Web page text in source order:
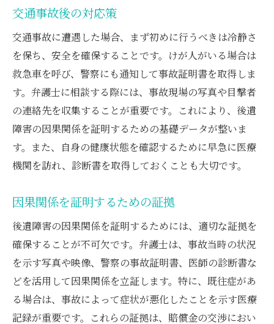
交通事故後の対応策
交通事故に遭遇した場合、まず初めに行うべきは冷静さ
を保ち、安全を確保することです。けが人がいる場合は
救急車を呼び、警察にも通知して事故証明書を取得しま
す。弁護士に相談する際には、事故現場の写真や目撃者
の連絡先を収集することが重要です。これにより、後遺
障害の因果関係を証明するための基礎データが整いま
す。また、自身の健康状態を確認するために早急に医療
機関を訪れ、診断書を取得しておくことも大切です。
因果関係を証明するための証拠
後遺障害の因果関係を証明するためには、適切な証拠を
確保することが不可欠です。弁護士は、事故当時の状況
を示す写真や映像、警察の事故証明書、医師の診断書な
どを活用して因果関係を立証します。特に、既往症があ
る場合は、事故によって症状が悪化したことを示す医療
記録が重要です。これらの証拠は、賠償金の交渉におい